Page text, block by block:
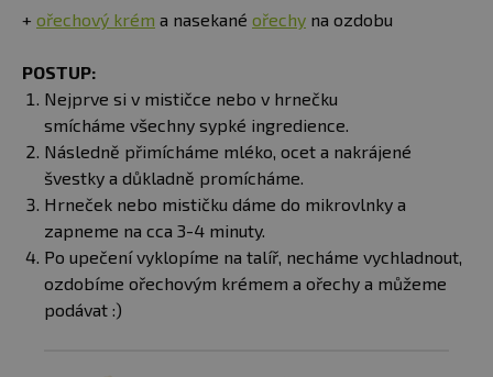
+ ořechový krém a nasekané ořechy na ozdobu
POSTUP:
Nejprve si v mističce nebo v hrnečku
smícháme všechny sypké ingredience.
Následně přimícháme mléko, ocet a nakrájené
švestky a důkladně promícháme.
Hrneček nebo mističku dáme do mikrovlnky a
zapneme na cca 3-4 minuty.
Po upečení vyklopíme na talíř, necháme vychladnout,
ozdobíme ořechovým krémem a ořechy a můžeme
podávat :)